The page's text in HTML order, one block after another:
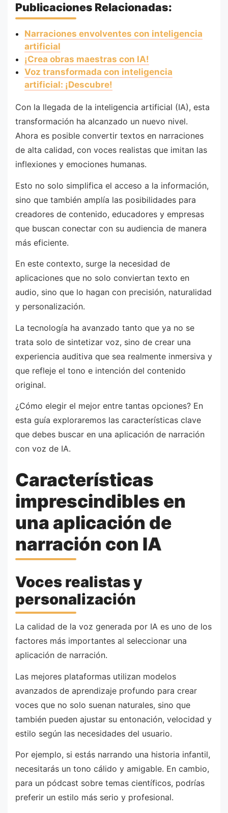
Publicaciones Relacionadas:
Narraciones envolventes con inteligencia
artificial
¡Crea obras maestras con IA!
Voz transformada con inteligencia
artificial: ¡Descubre!
Con la llegada de la inteligencia artificial (IA), esta
transformación ha alcanzado un nuevo nivel.
Ahora es posible convertir textos en narraciones
de alta calidad, con voces realistas que imitan las
inflexiones y emociones humanas.
Esto no solo simplifica el acceso a la información,
sino que también amplía las posibilidades para
creadores de contenido, educadores y empresas
que buscan conectar con su audiencia de manera
más eficiente.
En este contexto, surge la necesidad de
aplicaciones que no solo conviertan texto en
audio, sino que lo hagan con precisión, naturalidad
y personalización.
La tecnología ha avanzado tanto que ya no se
trata solo de sintetizar voz, sino de crear una
experiencia auditiva que sea realmente inmersiva y
que refleje el tono e intención del contenido
original.
¿Cómo elegir el mejor entre tantas opciones? En
esta guía exploraremos las características clave
que debes buscar en una aplicación de narración
con voz de IA.
Características
imprescindibles en
una aplicación de
narración con IA
Voces realistas y
personalización
La calidad de la voz generada por IA es uno de los
factores más importantes al seleccionar una
aplicación de narración.
Las mejores plataformas utilizan modelos
avanzados de aprendizaje profundo para crear
voces que no solo suenan naturales, sino que
también pueden ajustar su entonación, velocidad y
estilo según las necesidades del usuario.
Por ejemplo, si estás narrando una historia infantil,
necesitarás un tono cálido y amigable. En cambio,
para un pódcast sobre temas científicos, podrías
preferir un estilo más serio y profesional.